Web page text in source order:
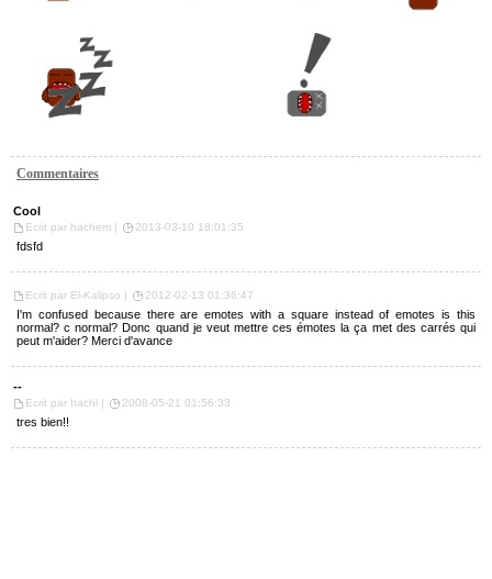
Commentaires
Cool
Ecrit par hachem | 2013-03-10 18:01:35
fdsfd
Ecrit par El-Kalipso | 2012-02-13 01:36:47
I'm confused because there are emotes with a square instead of emotes is this
normal? c normal? Donc quand je veut mettre ces émotes la ça met des carrés qui
peut m'aider? Merci d'avance
--
Ecrit par Itachl | 2008-05-21 01:56:33
tres bien!!